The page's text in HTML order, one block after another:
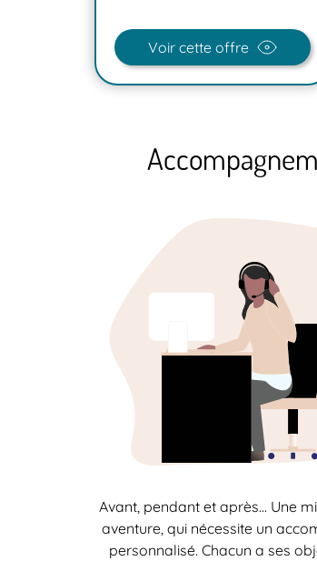
Voir cette offre
Avant, pendant et après… Une
aventure, qui nécessite un
personnalisé. Chacun a ses